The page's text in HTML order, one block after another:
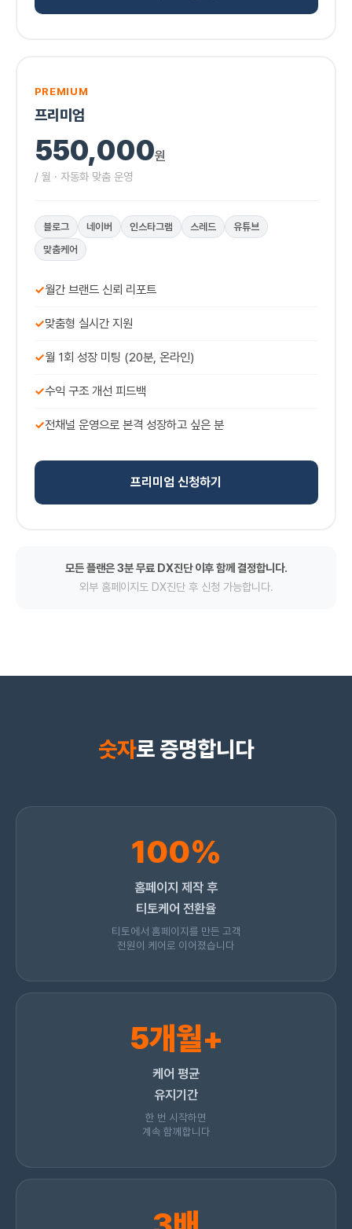
PREMIUM
프리미엄
550,000원
/ 월 · 자동화 맞춤 운영
블로그 네이버 인스타그램 스레드
유튜브
맞춤케어
✓월간 브랜드 신뢰 리포트
✓맞춤형 실시간 지원
✓월 1회 성장 미팅 (20분, 온라인)
✓수익 구조 개선 피드백
✓전채널 운영으로 본격 성장하고 싶은 분
프리미엄 신청하기
모든 플랜은 3분 무료 DX진단 이후 함께 결정합니다.
외부 홈페이지도 DX진단 후 신청 가능합니다.
숫자로 증명합니다
100%
홈페이지 제작 후
티토케어 전환율
티토에서 홈페이지를 만든 고객
전원이 케어로 이어졌습니다
5개월+
케어 평균
유지기간
한 번 시작하면
계속 함께합니다